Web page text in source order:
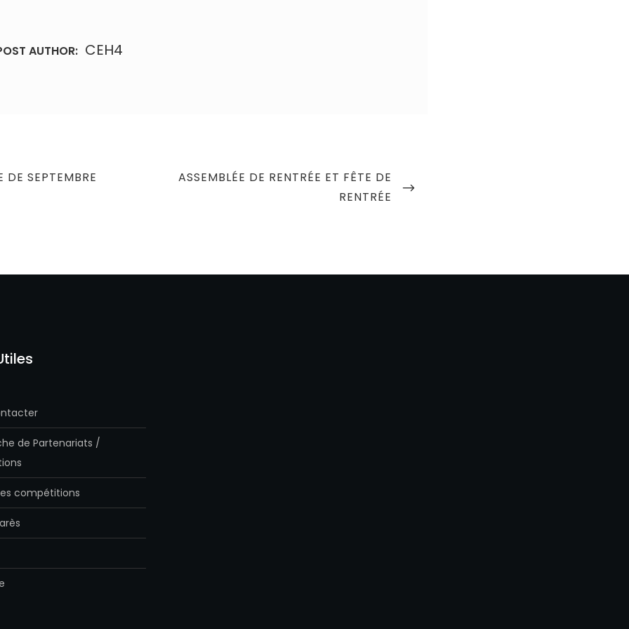
AUTHOR: CEH4
DE SEPTEMBRE
NEXT
ASSEMBLÉE DE RENTRÉE ET FÊTE DE
RENTRÉE
de Partenariats /
compétitions